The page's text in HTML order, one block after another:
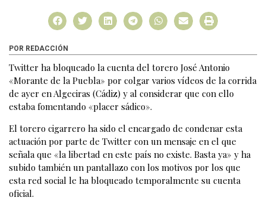
POR REDACCIÓN
Twitter ha bloqueado la cuenta del torero José Antonio
«Morante de la Puebla» por colgar varios vídeos de la corrida
de ayer en Algeciras (Cádiz) y al considerar que con ello
estaba fomentando «placer sádico».
El torero cigarrero ha sido el encargado de condenar esta
actuación por parte de Twitter con un mensaje en el que
señala que «la libertad en este país no existe. Basta ya» y ha
subido también un pantallazo con los motivos por los que
esta red social le ha bloqueado temporalmente su cuenta
oficial.